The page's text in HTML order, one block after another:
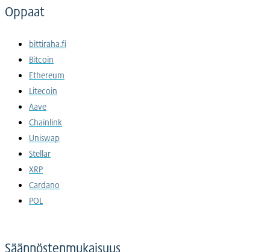
Oppaat
bittiraha.fi
Bitcoin
Ethereum
Litecoin
Aave
Chainlink
Uniswap
Stellar
XRP
Cardano
POL
Säännöstenmukaisuus